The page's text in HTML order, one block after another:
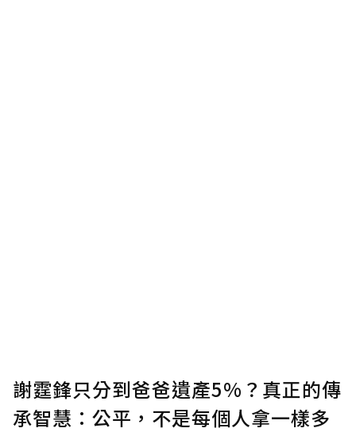
謝霆鋒只分到爸爸遺產5%？真正的傳
承智慧：公平，不是每個人拿一樣多